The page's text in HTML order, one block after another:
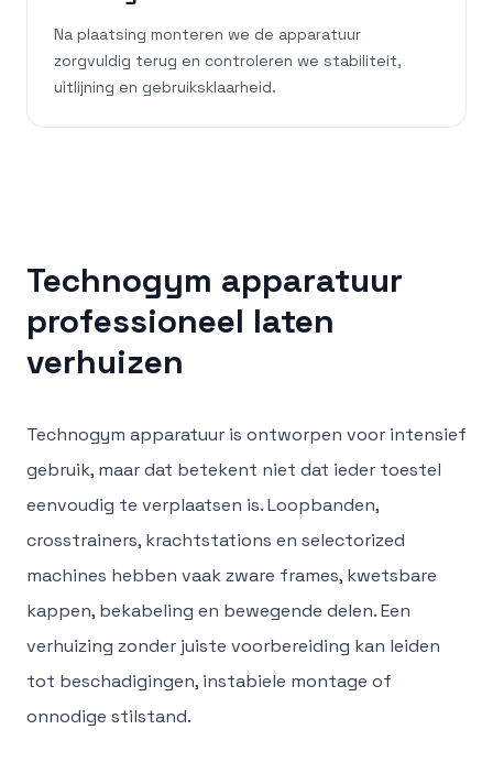
Na plaatsing monteren we de apparatuur
zorgvuldig terug en controleren we stabiliteit,
uitlijning en gebruiksklaarheid.
Technogym apparatuur
professioneel laten
verhuizen
Technogym apparatuur is ontworpen voor intensief
gebruik, maar dat betekent niet dat ieder toestel
eenvoudig te verplaatsen is. Loopbanden,
crosstrainers, krachtstations en selectorized
machines hebben vaak zware frames, kwetsbare
kappen, bekabeling en bewegende delen. Een
verhuizing zonder juiste voorbereiding kan leiden
tot beschadigingen, instabiele montage of
onnodige stilstand.